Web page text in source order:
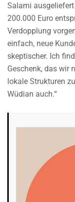
Salami
200.000 Euro
Verdopplung
einfach, neue
skeptischer. Ich
Geschenk, das wir
lokale Strukturen
Wüdian auch.“